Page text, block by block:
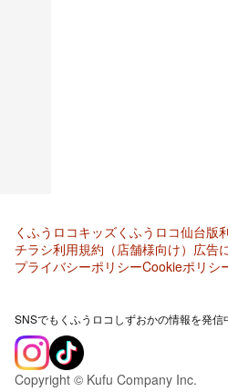
くふうロコキッズくふうロコ仙台版
チラシ利用規約（店舗様向け） 広告
プライバシーポリシーCookieポリシ
SNSでもくふうロコしずおかの情報を発信
Copyright © Kufu Company Inc.